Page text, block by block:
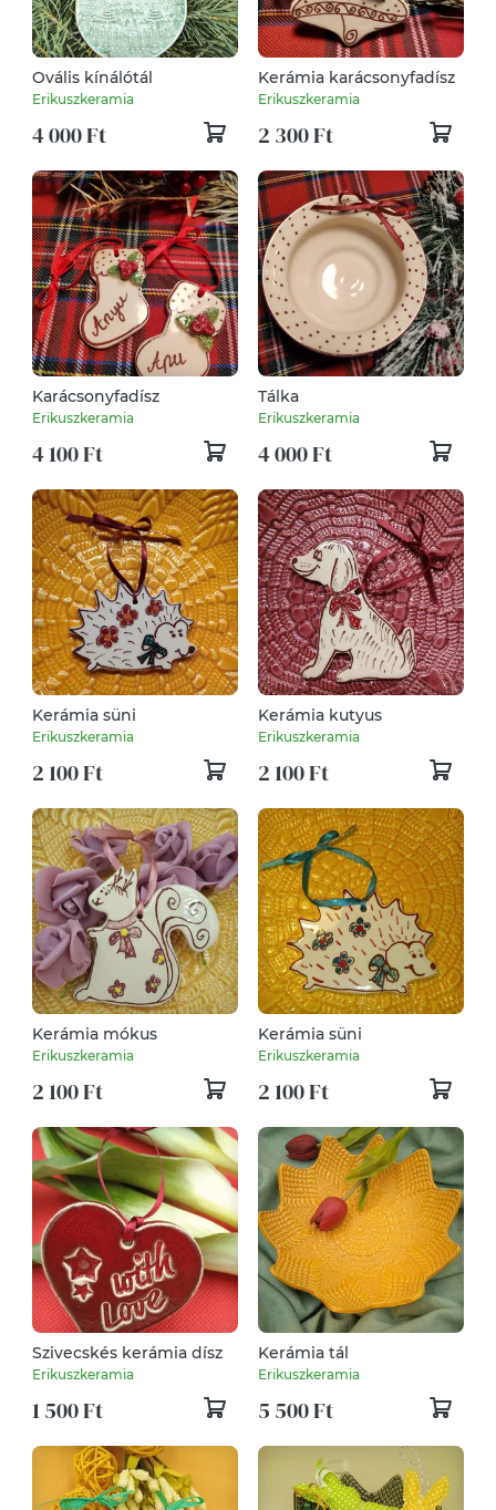
Ovális kínálótál
Erikuszkeramia
4 000 Ft
Kerámia karácsonyfadísz
Erikuszkeramia
2 300 Ft
Karácsonyfadísz
Erikuszkeramia
4 100 Ft
Tálka
Erikuszkeramia
4 000 Ft
Kerámia süni
Erikuszkeramia
2 100 Ft
Kerámia kutyus
Erikuszkeramia
2 100 Ft
Kerámia mókus
Erikuszkeramia
2 100 Ft
Kerámia süni
Erikuszkeramia
2 100 Ft
Szivecskés kerámia dísz
Erikuszkeramia
1 500 Ft
Kerámia tál
Erikuszkeramia
5 500 Ft